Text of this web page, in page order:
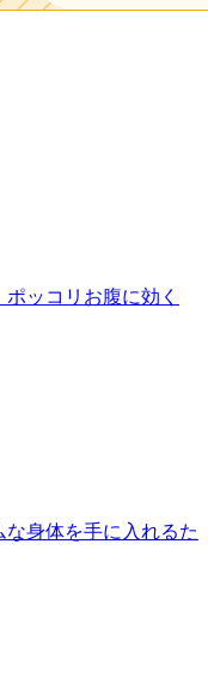
ッコリお腹に効く
な身体を手に入れるた